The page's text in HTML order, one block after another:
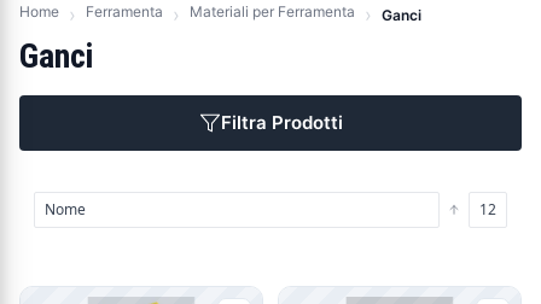
Home Ferramenta Materiali per Ferramenta Ganci
Ganci
Filtra Prodotti